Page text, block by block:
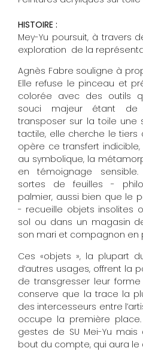
HISTOIRE :
Mey-Yu poursuit, à travers
exploration de la
Agnès Fabre souligne à
Elle refuse le pinceau et
colorée avec des outils
souci majeur étant
transposer sur la toile une
tactile, elle cherche le tiers
opère ce transfert
au symbolique, la
en témoignage
sortes de feuilles -
palmier, aussi bien que le
- recueille objets insolites
sol ou dans un magasin
son mari et compagnon en
Ces «objets », la plupart
d’autres usages, offrent la
de transgresser leur
conserve que la trace la
des intercesseurs entre
occupe la première place.
gestes de SU Mei-Yu mais
bout du compte, qui aura le